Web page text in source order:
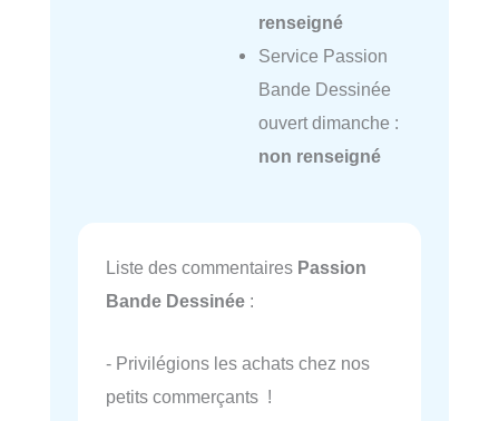
renseigné
Service Passion
Bande Dessinée
ouvert dimanche :
non renseigné
Liste des commentaires Passion
Bande Dessinée :
- Privilégions les achats chez nos
petits commerçants !